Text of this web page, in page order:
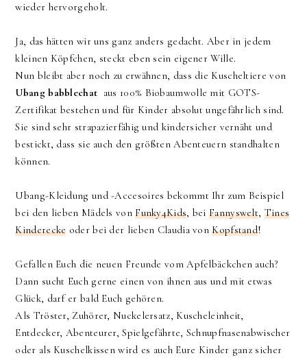
wieder hervorgeholt.
Ja, das hätten wir uns ganz anders gedacht. Aber in jedem
kleinen Köpfchen, steckt eben sein eigener Wille.
Nun bleibt aber noch zu erwähnen, dass die Kuscheltiere von
Ubang babblechat aus 100% Biobaumwolle mit GOTS-
Zertifikat bestehen und für Kinder absolut ungefährlich sind.
Sie sind sehr strapazierfähig und kindersicher vernäht und
bestickt, dass sie auch den größten Abenteuern standhalten
können.
Ubang-Kleidung und -Accesoires bekommt Ihr zum Beispiel
bei den lieben Mädels vonFunky4Kids, beiFannyswelt, Tines
Kinderecke oder bei der lieben Claudia vonKopfstand!
Gefallen Euch die neuen Freunde vom Apfelbäckchen auch?
Dann sucht Euch gerne einen von ihnen aus und mit etwas
Glück, darf er bald Euch gehören.
Als Tröster, Zuhörer, Nuckelersatz, Kuscheleinheit,
Entdecker, Abenteurer, Spielgefährte, Schnupfnasenabwischer
oder als Kuschelkissen wird es auch Eure Kinder ganz sicher